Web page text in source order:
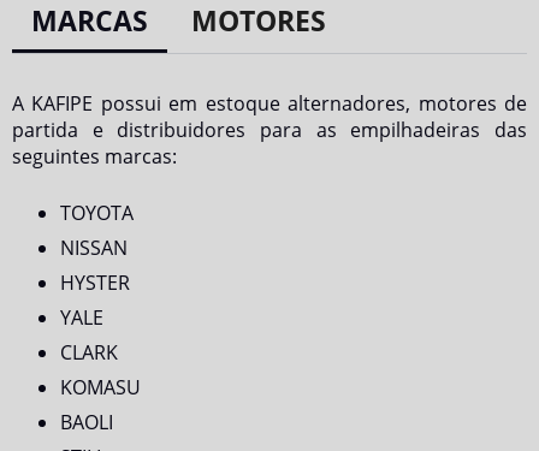
MARCAS MOTORES
A KAFIPE possui em estoque alternadores, motores de
partida e distribuidores para as empilhadeiras das
seguintes marcas:
TOYOTA
NISSAN
HYSTER
YALE
CLARK
KOMASU
BAOLI